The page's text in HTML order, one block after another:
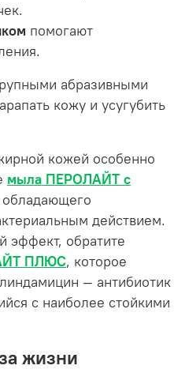
помогают
абразивными
кожу и усугубить
кожей особенно
мыла ПЕРОЛАЙТ с
обладающего
действием.
эффект, обратите
ПЛЮС, которое
— антибиотик
с наиболее стойкими
жизни